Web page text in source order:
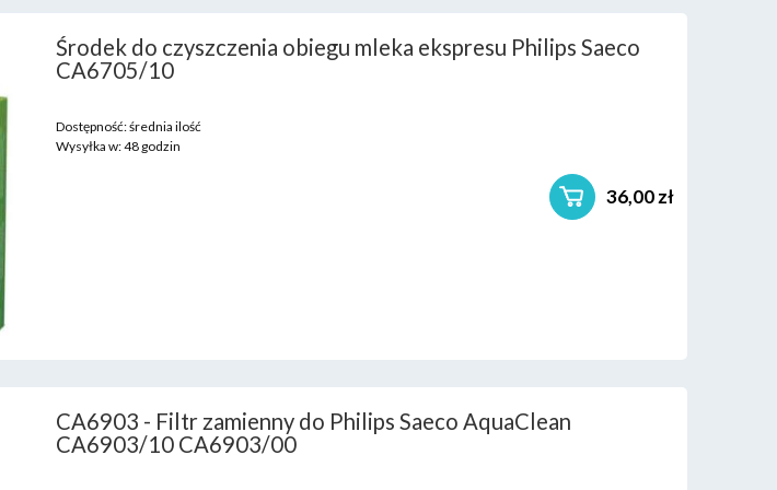
Środek do czyszczenia obiegu mleka ekspresu Philips Saeco
CA6705/10
Dostępność:średnia ilość
Wysyłka w:48 godzin
36,00 zł
CA6903 - Filtr zamienny do Philips Saeco AquaClean
CA6903/10 CA6903/00